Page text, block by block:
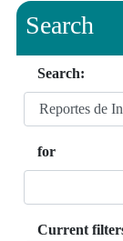
Search
Search:
for
Current